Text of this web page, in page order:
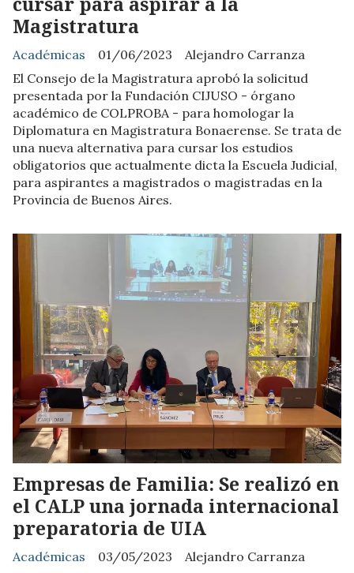
Magistratura
Alejandro Carranza
Académicas
01/06/2023
El Consejo de la Magistratura aprobó la solicitud
presentada por la Fundación CIJUSO - órgano
académico de COLPROBA - para homologar la
Diplomatura en Magistratura Bonaerense. Se trata de
una nueva alternativa para cursar los estudios
obligatorios que actualmente dicta la Escuela Judicial,
para aspirantes a magistrados o magistradas en la
Provincia de Buenos Aires.
Empresas de Familia: Se realizó en
el CALP una jornada internacional
preparatoria de UIA
Alejandro Carranza
Académicas
03/05/2023